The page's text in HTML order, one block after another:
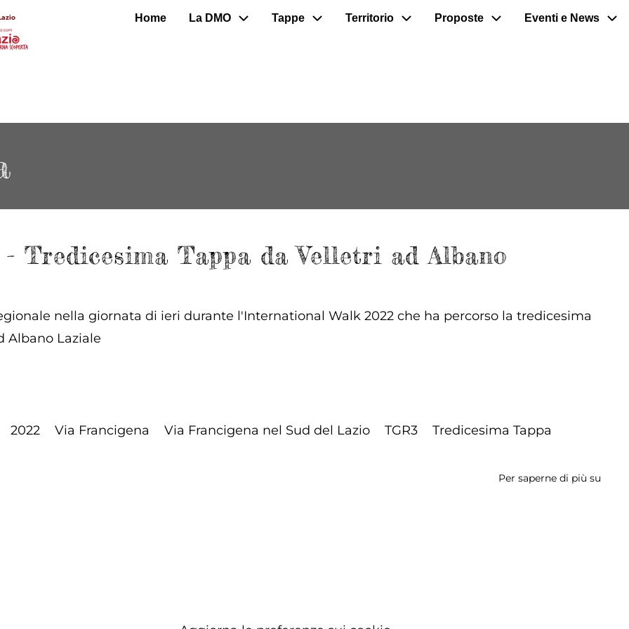
Home La DMO Tappe Territorio Proposte Eventi e News
Tredicesima Tappa da Velletri ad Albano
nella giornata di ieri durante l'International Walk 2022 che ha percorso la tredicesima
Albano Laziale
2022 Via Francigena Via Francigena nel Sud del Lazio TGR3
Tredicesima Tappa
Per saperne di più su